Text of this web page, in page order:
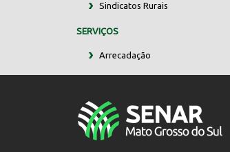
Sindicatos Rurais
SERVIÇOS
Arrecadação